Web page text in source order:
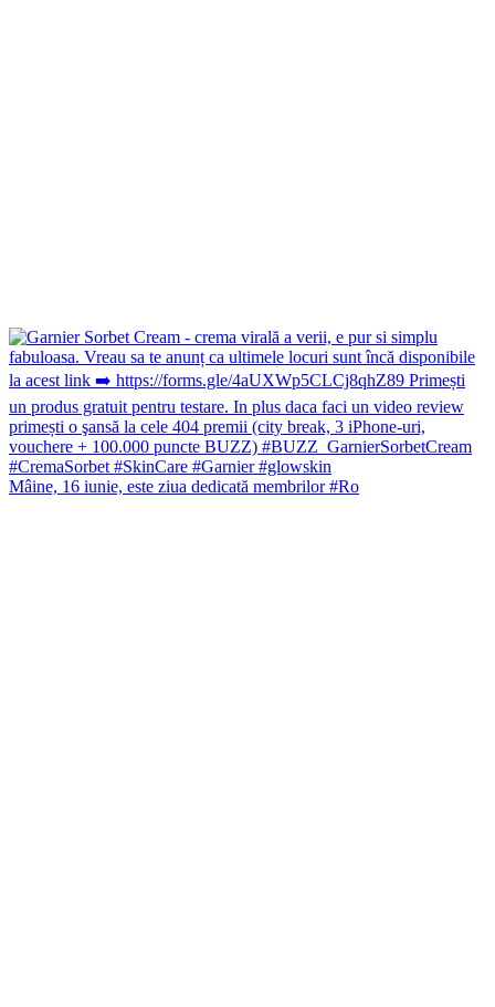
Mâine, 16 iunie, este ziua dedicată membrilor #Ro